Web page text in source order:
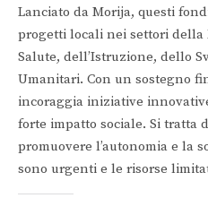
Lanciato da Morija, questi
progetti locali nei settori della
Salute, dell’Istruzione, dello
Umanitari. Con un sostegno
incoraggia iniziative
forte impatto sociale. Si tratta
promuovere l’autonomia e la
sono urgenti e le risorse